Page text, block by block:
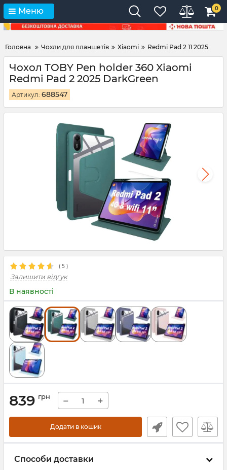
Меню 0
Головна Чохли для планшетів Xiaomi Redmi Pad 2 11 2025
Чохол TOBY Pen holder 360 Xiaomi
Redmi Pad 2 2025 DarkGreen
Артикул: 688547
( 5 )
Залишити відгук
В наявності
839 грн − +
Додати в кошик
Способи доставки